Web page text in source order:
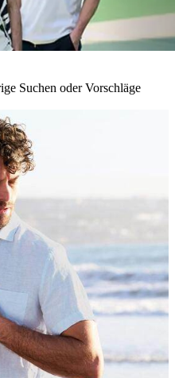
Suchen oder Vorschläge